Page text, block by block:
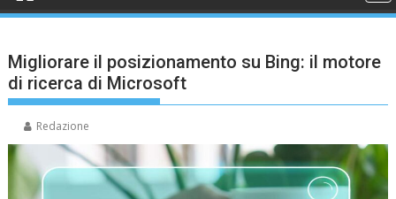
Migliorare il posizionamento su Bing: il motore
di ricerca di Microsoft
Redazione